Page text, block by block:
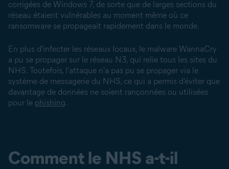
corrigées de Windows 7, de sorte que de larges sections du
réseau étaient vulnérables au moment même où ce
ransomware se propageait rapidement dans le monde.
En plus d'infecter les réseaux locaux, le malware WannaCry
a pu se propager sur le réseau N3, qui relie tous les sites du
NHS. Toutefois, l'attaque n'a pas pu se propager via le
système de messagerie du NHS, ce qui a permis d'éviter que
davantage de données ne soient rançonnées ou utilisées
pour le phishing.
Comment le NHS a-t-il